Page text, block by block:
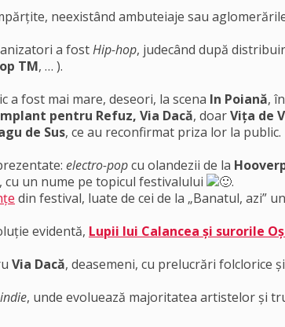
neexistând ambuteiaje sau
a fostHip-hop, judecând după
TM, … ).
a fost mai mare, deseori, la scena In Poiană,
pentru Refuz, Via Dacă, doarVița de
de Sus, ce au reconfirmat priza lor la public.
electro-popcu olandezii de la
, cu un nume pe topicul festivalului
.
din festival, luate de cei de la „Banatul, azi”
evidentă, Lupii lui Calancea și surorile
Via Dacă, deasemeni, cu prelucrări folclorice
, unde evoluează majoritatea artistelor și